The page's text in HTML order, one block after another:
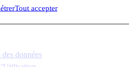
Tout accepter
Adéquat
données